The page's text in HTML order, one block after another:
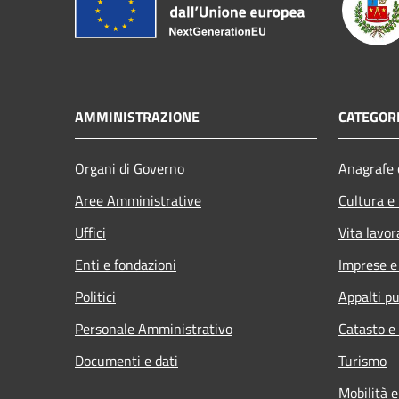
AMMINISTRAZIONE
Organi di Governo
Aree Amministrative
Uffici
Enti e fondazioni
Politici
Personale Amministrativo
Documenti e dati
Cultura
Vita
Imprese
Appalti
Catasto
Turismo
Mobilità